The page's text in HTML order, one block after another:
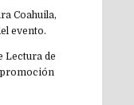
Coahuila,
evento.
Lectura de
promoción